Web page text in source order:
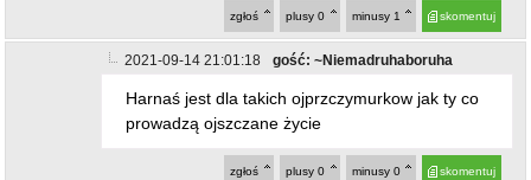
@~Niemadruhaboruha
Haaa Haaa Haaa dobre¡!¡!!!!!
2021-09-13 19:35:53 gość: ~Mieszkaniec
Patrząc na tę galerię aż łza się w oku kręci ile tam widać